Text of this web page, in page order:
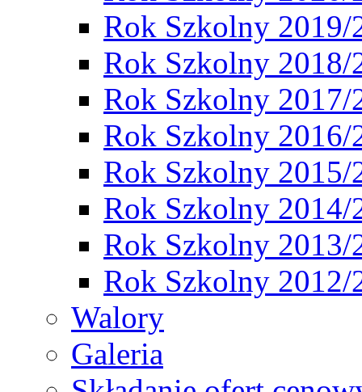
Rok Szkolny 2019/
Rok Szkolny 2018/
Rok Szkolny 2017/
Rok Szkolny 2016/
Rok Szkolny 2015/
Rok Szkolny 2014/
Rok Szkolny 2013/
Rok Szkolny 2012/
Walory
Galeria